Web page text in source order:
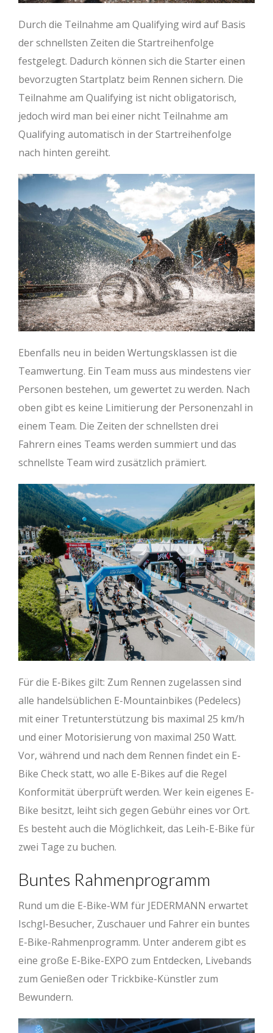
Durch die Teilnahme am Qualifying wird auf Basis
der schnellsten Zeiten die Startreihenfolge
festgelegt. Dadurch können sich die Starter einen
bevorzugten Startplatz beim Rennen sichern. Die
Teilnahme am Qualifying ist nicht obligatorisch,
jedoch wird man bei einer nicht Teilnahme am
Qualifying automatisch in der Startreihenfolge
nach hinten gereiht.
Ebenfalls neu in beiden Wertungsklassen ist die
Teamwertung. Ein Team muss aus mindestens vier
Personen bestehen, um gewertet zu werden. Nach
oben gibt es keine Limitierung der Personenzahl in
einem Team. Die Zeiten der schnellsten drei
Fahrern eines Teams werden summiert und das
schnellste Team wird zusätzlich prämiert.
Für die E-Bikes gilt: Zum Rennen zugelassen sind
alle handelsüblichen E-Mountainbikes (Pedelecs)
mit einer Tretunterstützung bis maximal 25 km/h
und einer Motorisierung von maximal 250 Watt.
Vor, während und nach dem Rennen findet ein E-
Bike Check statt, wo alle E-Bikes auf die Regel
Konformität überprüft werden. Wer kein eigenes E-
Bike besitzt, leiht sich gegen Gebühr eines vor Ort.
Es besteht auch die Möglichkeit, das Leih-E-Bike für
zwei Tage zu buchen.
Buntes Rahmenprogramm
Rund um die E-Bike-WM für JEDERMANN erwartet
Ischgl-Besucher, Zuschauer und Fahrer ein buntes
E-Bike-Rahmenprogramm. Unter anderem gibt es
eine große E-Bike-EXPO zum Entdecken, Livebands
zum Genießen oder Trickbike-Künstler zum
Bewundern.